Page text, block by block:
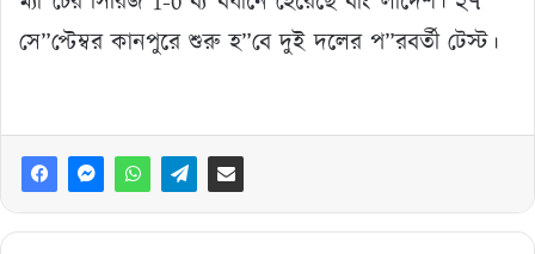
সে”প্টেম্বর কানপুরে শুরু হ”বে দুই দলের প”রবর্তী টেস্ট।